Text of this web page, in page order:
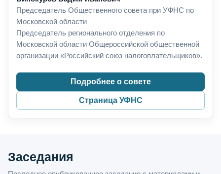
Председатель Общественного совета при УФНС по
Московской области
Председатель регионального отделения по
Московской области Общероссийской общественной
организации «Российский союз налогоплательщиков».
Подробнее о совете
Страница УФНС
Заседания